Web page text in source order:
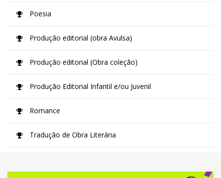
Poesia
Produção editorial (obra Avulsa)
Produção editorial (Obra coleção)
Produção Editorial Infantil e/ou Juvenil
Romance
Tradução de Obra Literária